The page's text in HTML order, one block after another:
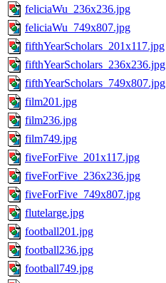
feliciaWu_236x236.jpg
feliciaWu_749x807.jpg
fifthYearScholars_201x117.jpg
fifthYearScholars_236x236.jpg
fifthYearScholars_749x807.jpg
film201.jpg
film236.jpg
film749.jpg
fiveForFive_201x117.jpg
fiveForFive_236x236.jpg
fiveForFive_749x807.jpg
flutelarge.jpg
football201.jpg
football236.jpg
football749.jpg